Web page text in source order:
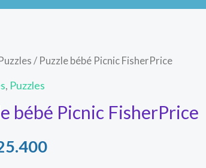
Puzzles / Puzzle bébé Picnic FisherPrice
, Puzzles
bébé Picnic FisherPrice